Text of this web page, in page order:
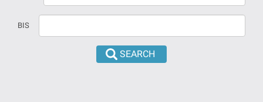
Datum
versehen
dd/mm/yyyy
BIS